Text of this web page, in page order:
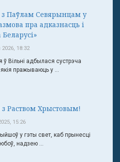
з Паўлам Севярынцам у
пра адказнасць і
2026, 18:32
ў Вільні адбылася сустрэча
пражываюць у ...
Раством Хрыстовым!
15:26
у гэты свет, каб прынесці
надзею ...